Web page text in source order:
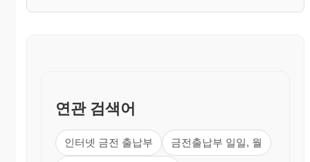
연관 검색어
인터넷 금전 출납부 금전출납부 일일, 월